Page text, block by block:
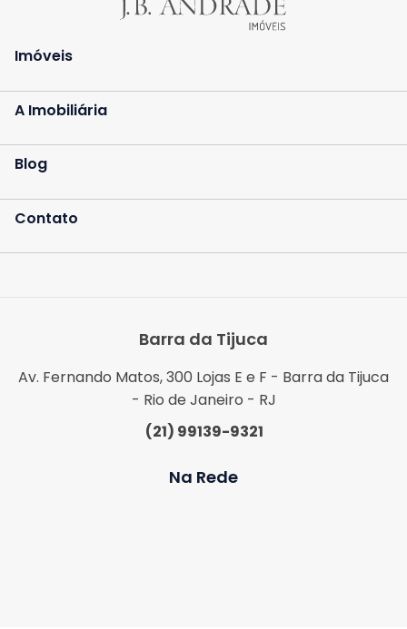
Imóveis
A Imobiliária
Blog
Contato
Barra da Tijuca
Av. Fernando Matos, 300 Lojas E e F - Barra da Tijuca
- Rio de Janeiro - RJ
(21) 99139-9321
Na Rede